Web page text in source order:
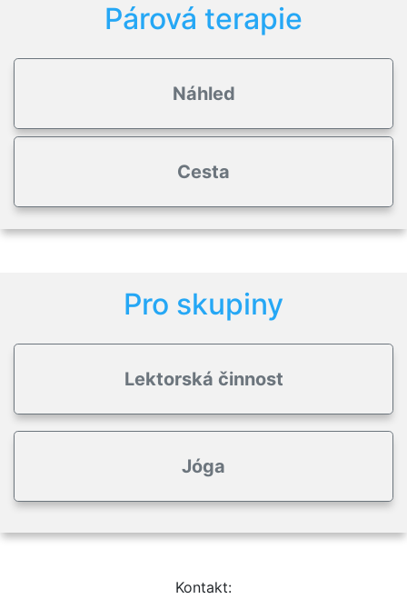
Párová terapie
Náhled
Cesta
Pro skupiny
Lektorská činnost
Jóga
Kontakt: